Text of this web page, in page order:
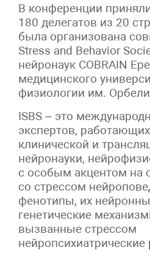
В конференции
180 делегатов из 20
была организована
Stress and Behavior
нейронаук COBRAIN
медицинского
физиологии им.
ISBS – это
экспертов,
клинической и
нейронауки,
с особым акцентом на
со стрессом
фенотипы, их
генетические
вызванные стрессом
нейропсихиатрические